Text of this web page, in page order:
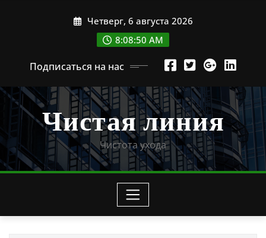
Четверг, 6 августа 2026
8:08:52 AM
Подписаться на нас
Чистая линия
Чистота ухода